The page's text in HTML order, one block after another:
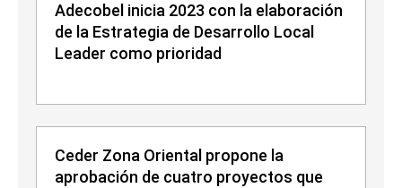
Adecobel inicia 2023 con la elaboración
de la Estrategia de Desarrollo Local
Leader como prioridad
Ceder Zona Oriental propone la
aprobación de cuatro proyectos que